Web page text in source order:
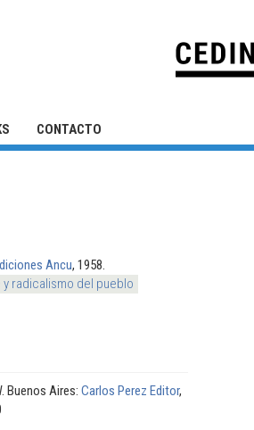
CONTACTO
Ancu, 1958.
radicalismo del pueblo
. Buenos Aires: Carlos Perez Editor,